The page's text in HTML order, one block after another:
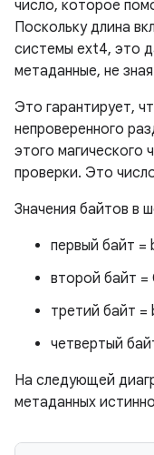
число, которое
Поскольку длина
системы ext4, это
метаданные, не
Это гарантирует,
непроверенного
этого магического
проверки. Это
Значения байтов в
первый байт =
второй байт =
третий байт =
четвертый
На следующей
метаданных